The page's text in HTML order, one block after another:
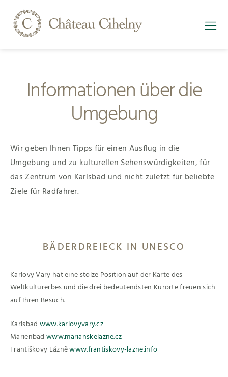
Informationen über die
Umgebung
Wir geben Ihnen Tipps für einen Ausflug in die
Umgebung und zu kulturellen Sehenswürdigkeiten, für
das Zentrum von Karlsbad und nicht zuletzt für beliebte
Ziele für Radfahrer.
BÄDERDREIECK IN UNESCO
Karlovy Vary hat eine stolze Position auf der Karte des
Weltkulturerbes und die drei bedeutendsten Kurorte freuen sich
auf Ihren Besuch.
Karlsbad www.karlovyvary.cz
Marienbad www.marianskelazne.cz
Františkovy Lázněwww.frantiskovy-lazne.info